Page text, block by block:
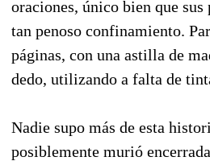
oraciones, único bien que sus
tan penoso confinamiento.
páginas, con una astilla de
dedo, utilizando a falta de
Nadie supo más de esta
posiblemente murió